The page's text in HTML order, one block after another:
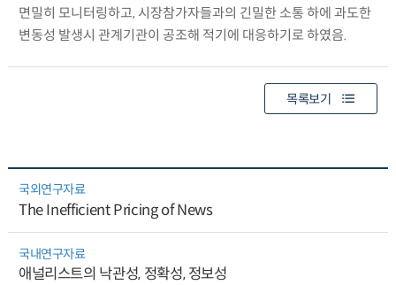
면밀히 모니터링하고, 시장참가자들과의 긴밀한 소통 하에 과도한
변동성 발생시 관계기관이 공조해 적기에 대응하기로 하였음.
목록보기
국외연구자료
The Inefficient Pricing of News
국내연구자료
애널리스트의 낙관성, 정확성, 정보성